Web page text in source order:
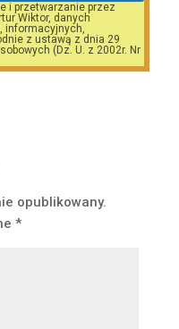
i przetwarzanie przez
Wiktor, danych
informacyjnych,
z ustawą z dnia 29
(Dz. U. z 2002r. Nr
opublikowany.
*